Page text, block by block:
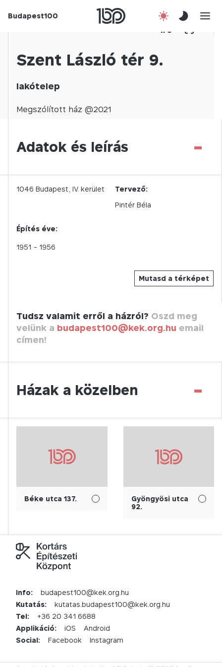
Budapest100
Csatlakozz!
1/ 0
Szent László tér 9.
lakótelep
Megszólított ház @2021
Adatok és leírás -
Mutasd a térképet
1046 Budapest, IV. kerület
Tervező:
Pintér Béla
Építés éve:
1951 - 1956
Tudsz valamit erről a házról? Oszd meg
velünk a budapest100@kek.org.hu email
címen!
Házak a közelben -
Béke utca 137.
Gyöngyösi utca
92.
Info:
budapest100@kek.org.hu
Kutatás:
kutatas.budapest100@kek.org.hu
Tel:
+36 20 341 6688
Applikáció:
iOS
Android
Social:
Facebook Instagram